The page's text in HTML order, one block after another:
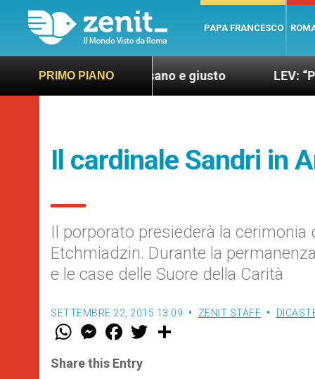
PAPA FRANCESCO
PRIMO PIANO
mondo più sano e giusto LEV: “Papa
Il cardinale Sandri in
Il porporato presiederà la
Etchmiadzin. Durante la
e le case delle Suore della Carità
SETTEMBRE 22, 2015 13:09 ZENIT STAFF
W
t
s
M
e
s
e
F
a
e
b
w
Share this Entry